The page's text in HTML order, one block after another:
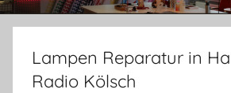
Lampen Reparatur in
Radio Kölsch